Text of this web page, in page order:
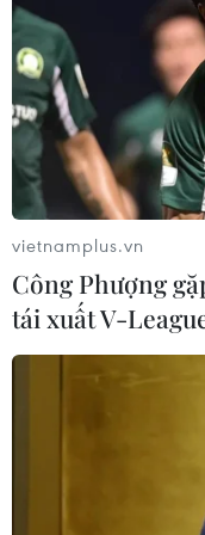
Người dân xếp hàng
Sự hiểu biết mới
tiến hóa, chứ
vào lý thuyết
vượt ra ngoài
hiếm để tạo ra
Nó công nhận
chuyển đổi luôn
vietnamplus.vn
Công Phượng
tái xuất V-